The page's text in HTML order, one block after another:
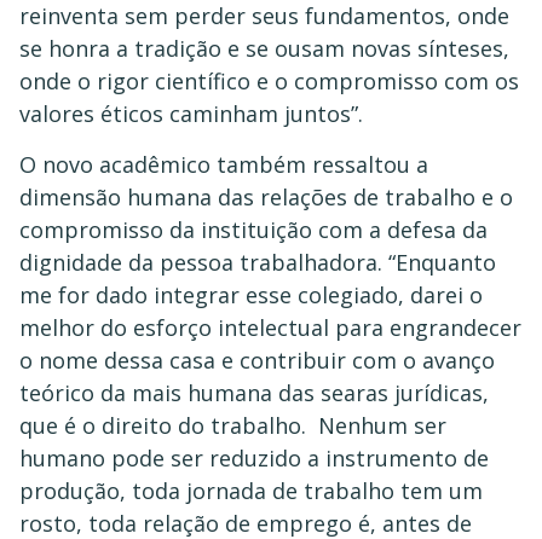
reinventa sem perder seus fundamentos, onde
se honra a tradição e se ousam novas sínteses,
onde o rigor científico e o compromisso com os
valores éticos caminham juntos”.
O novo acadêmico também ressaltou a
dimensão humana das relações de trabalho e o
compromisso da instituição com a defesa da
dignidade da pessoa trabalhadora. “Enquanto
me for dado integrar esse colegiado, darei o
melhor do esforço intelectual para engrandecer
o nome dessa casa e contribuir com o avanço
teórico da mais humana das searas jurídicas,
que é o direito do trabalho. Nenhum ser
humano pode ser reduzido a instrumento de
produção, toda jornada de trabalho tem um
rosto, toda relação de emprego é, antes de